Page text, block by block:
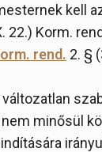
kell
22.) Korm.
rend. 2. §
minősül